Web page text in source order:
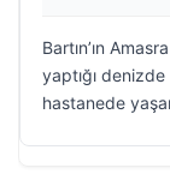
Bartın’ın
yaptığı denizde
hastanede